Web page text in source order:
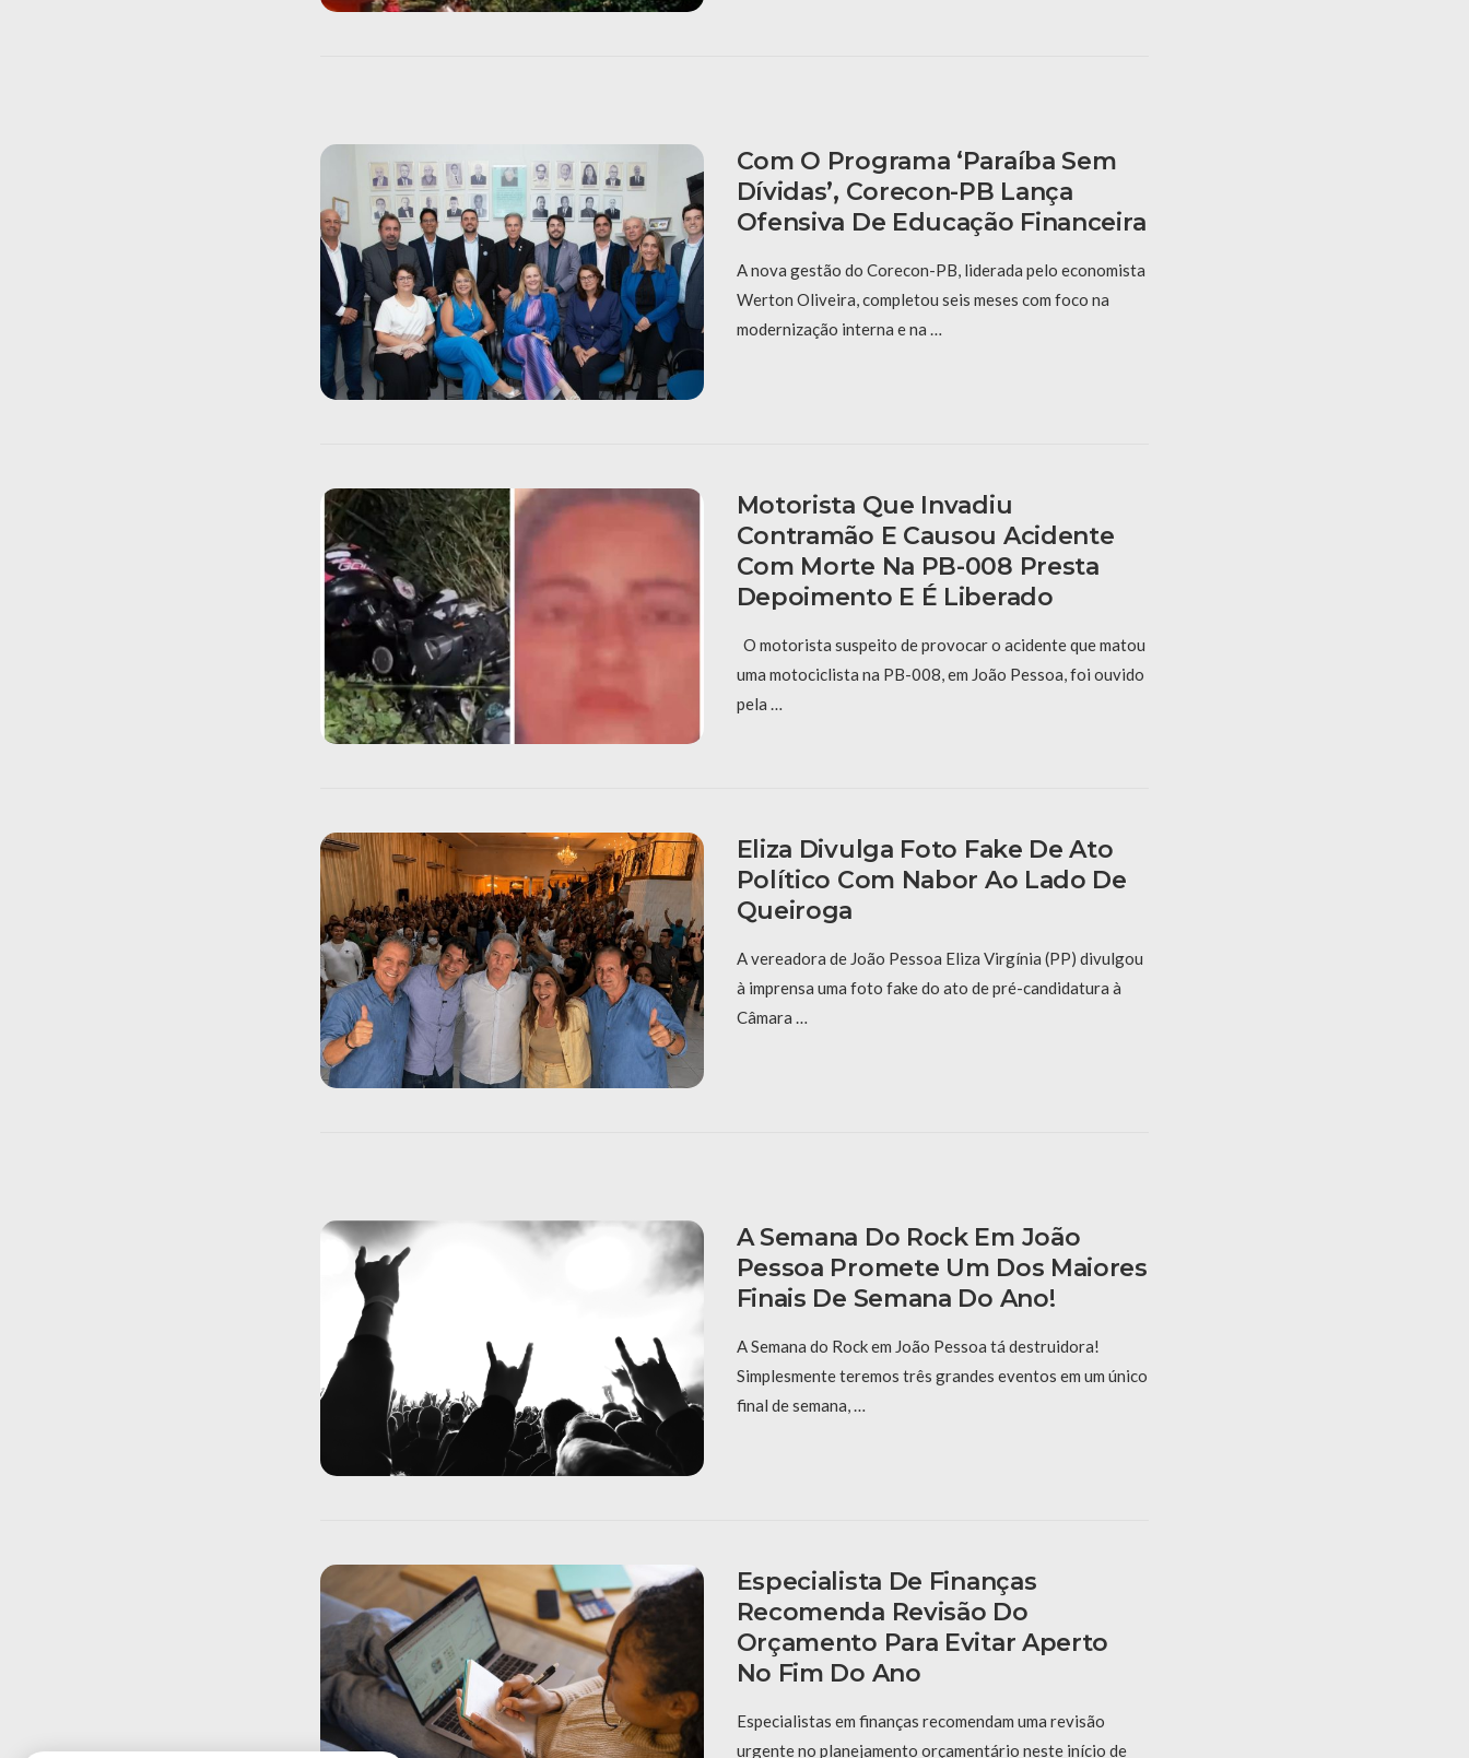
Com O Programa ‘Paraíba Sem
Dívidas’, Corecon-PB Lança
Ofensiva De Educação Financeira
A nova gestão do Corecon-PB, liderada pelo economista
Werton Oliveira, completou seis meses com foco na
modernização interna e na …
Motorista Que Invadiu
Contramão E Causou Acidente
Com Morte Na PB-008 Presta
Depoimento E É Liberado
O motorista suspeito de provocar o acidente que matou
uma motociclista na PB-008, em João Pessoa, foi ouvido
pela …
Eliza Divulga Foto Fake De Ato
Político Com Nabor Ao Lado De
Queiroga
A vereadora de João Pessoa Eliza Virgínia (PP) divulgou
à imprensa uma foto fake do ato de pré-candidatura à
Câmara …
A Semana Do Rock Em João
Pessoa Promete Um Dos Maiores
Finais De Semana Do Ano!
A Semana do Rock em João Pessoa tá destruidora!
Simplesmente teremos três grandes eventos em um único
final de semana, …
Especialista De Finanças
Recomenda Revisão Do
Orçamento Para Evitar Aperto
No Fim Do Ano
Especialistas em finanças recomendam uma revisão
urgente no planejamento orçamentário neste início de